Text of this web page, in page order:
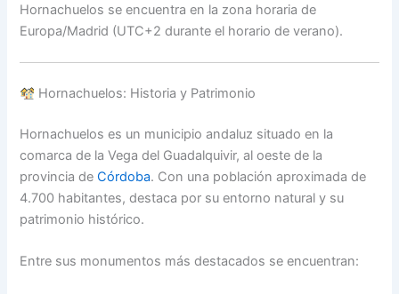
Hornachuelos se encuentra en la zona horaria de
Europa/Madrid (UTC+2 durante el horario de verano).
Hornachuelos: Historia y Patrimonio
Hornachuelos es un municipio andaluz situado en la
comarca de la Vega del Guadalquivir, al oeste de la
provincia deCórdoba. Con una población aproximada de
4.700 habitantes, destaca por su entorno natural y su
patrimonio histórico.
Entre sus monumentos más destacados se encuentran: